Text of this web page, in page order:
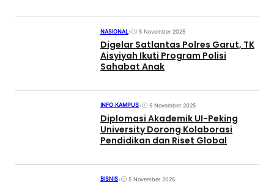
NASIONAL• 5 November 2025
Digelar Satlantas Polres Garut, TK
Aisyiyah Ikuti Program Polisi
Sahabat Anak
INFO KAMPUS• 5 November 2025
Diplomasi Akademik UI-Peking
University Dorong Kolaborasi
Pendidikan dan Riset Global
BISNIS• 5 November 2025